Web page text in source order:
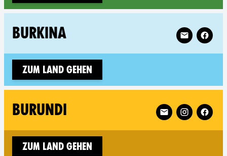
BURKINA Follow XR
Zum Land gehen
BURUNDI Follow XR Burundi
Zum Land gehen